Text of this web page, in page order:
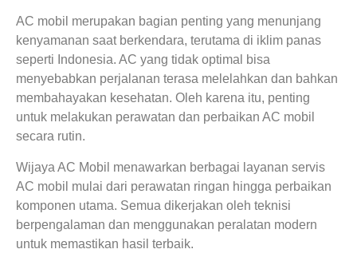
AC mobil merupakan bagian penting yang menunjang
kenyamanan saat berkendara, terutama di iklim panas
seperti Indonesia. AC yang tidak optimal bisa
menyebabkan perjalanan terasa melelahkan dan bahkan
membahayakan kesehatan. Oleh karena itu, penting
untuk melakukan perawatan dan perbaikan AC mobil
secara rutin.
Wijaya AC Mobil menawarkan berbagai layanan servis
AC mobil mulai dari perawatan ringan hingga perbaikan
komponen utama. Semua dikerjakan oleh teknisi
berpengalaman dan menggunakan peralatan modern
untuk memastikan hasil terbaik.